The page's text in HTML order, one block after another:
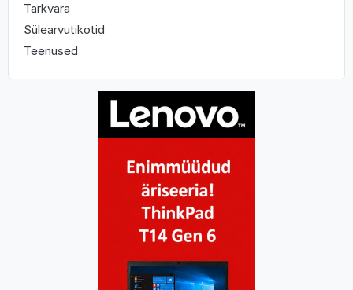
Tarkvara
Sülearvutikotid
Teenused